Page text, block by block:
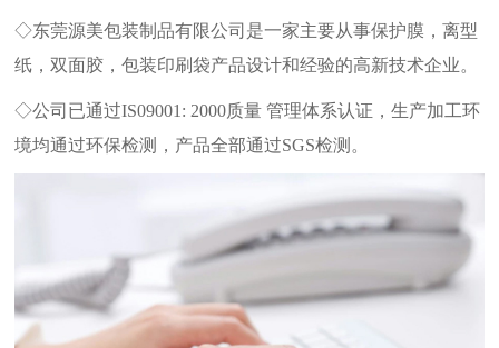
◇东莞源美包装制品有限公司是一家主要从事保护膜，离型
纸，双面胶，包装印刷袋产品设计和经验的高新技术企业。
◇公司已通过IS09001: 2000质量 管理体系认证，生产加工环
境均通过环保检测，产品全部通过SGS检测。